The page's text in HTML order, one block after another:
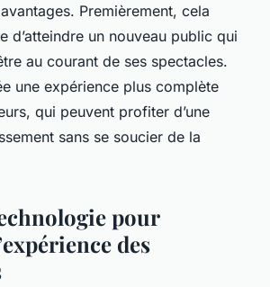
Premièrement, cela
d’atteindre un nouveau public qui
au courant de ses spectacles.
une expérience plus complète
qui peuvent profiter d’une
sans se soucier de la
pour
des